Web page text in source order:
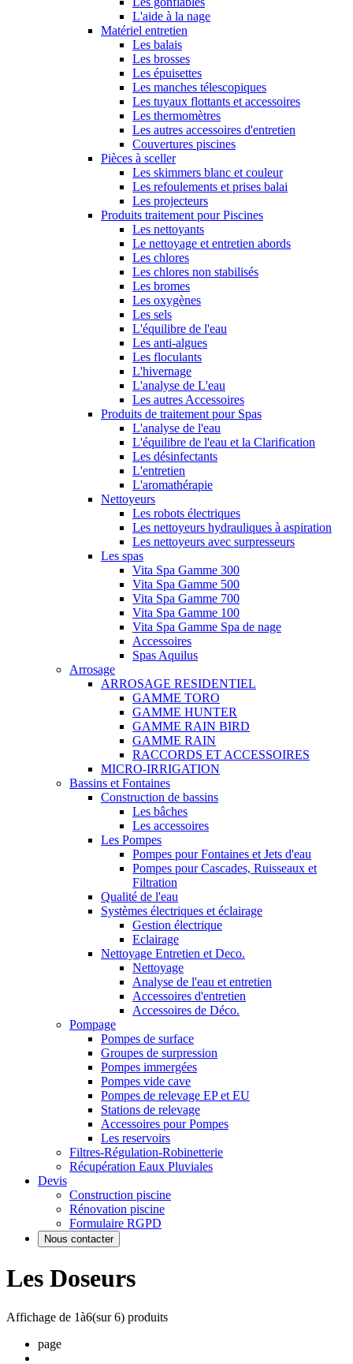
L'aide à la nage
Matériel entretien
Les balais
Les brosses
Les épuisettes
Les manches télescopiques
Les tuyaux flottants et accessoires
Les thermomètres
Les autres accessoires d'entretien
Couvertures piscines
Pièces à sceller
Les skimmers blanc et couleur
Les refoulements et prises balai
Les projecteurs
Produits traitement pour Piscines
Les nettoyants
Le nettoyage et entretien abords
Les chlores
Les chlores non stabilisés
Les bromes
Les oxygènes
Les sels
L'équilibre de l'eau
Les anti-algues
Les floculants
L'hivernage
L'analyse de L'eau
Les autres Accessoires
Produits de traitement pour Spas
L'analyse de l'eau
L'équilibre de l'eau et la Clarification
Les désinfectants
L'entretien
L'aromathérapie
Nettoyeurs
Les robots électriques
Les nettoyeurs hydrauliques à aspiration
Les nettoyeurs avec surpresseurs
Les spas
Vita Spa Gamme 300
Vita Spa Gamme 500
Vita Spa Gamme 700
Vita Spa Gamme 100
Vita Spa Gamme Spa de nage
Accessoires
Spas Aquilus
Arrosage
ARROSAGE RESIDENTIEL
GAMME TORO
GAMME HUNTER
GAMME RAIN BIRD
GAMME RAIN
RACCORDS ET ACCESSOIRES
MICRO-IRRIGATION
Bassins et Fontaines
Construction de bassins
Les bâches
Les accessoires
Les Pompes
Pompes pour Fontaines et Jets d'eau
Pompes pour Cascades, Ruisseaux et
Filtration
Qualité de l'eau
Systèmes électriques et éclairage
Gestion électrique
Eclairage
Nettoyage Entretien et Deco.
Nettoyage
Analyse de l'eau et entretien
Accessoires d'entretien
Accessoires de Déco.
Pompage
Pompes de surface
Groupes de surpression
Pompes immergées
Pompes vide cave
Pompes de relevage EP et EU
Stations de relevage
Accessoires pour Pompes
Les reservoirs
Filtres-Régulation-Robinetterie
Récupération Eaux Pluviales
Devis
Construction piscine
Rénovation piscine
Formulaire RGPD
Nous contacter
Les Doseurs
Affichage de 1à6(sur6) produits
page